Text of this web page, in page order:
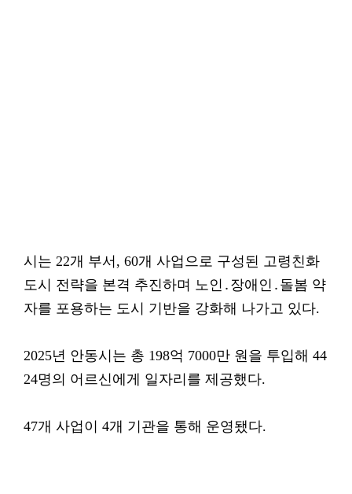
시는 22개 부서, 60개 사업으로 구성된 고령친화
도시 전략을 본격 추진하며 노인․장애인․돌봄 약
자를 포용하는 도시 기반을 강화해 나가고 있다.
2025년 안동시는 총 198억 7000만 원을 투입해 44
24명의 어르신에게 일자리를 제공했다.
47개 사업이 4개 기관을 통해 운영됐다.